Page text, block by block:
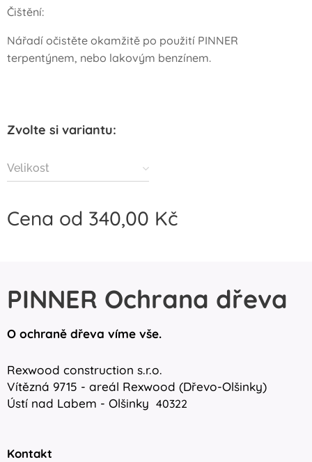
Čištění:
Nářadí očistěte okamžitě po použití PINNER
terpentýnem, nebo lakovým benzínem.
Zvolte si variantu:
Velikost
Cena od 340,00 Kč
PINNER Ochrana dřeva
O ochraně dřeva víme vše.
Rexwood construction s.r.o.
Vítězná 9715 - areál Rexwood (Dřevo-Olšinky)
Ústí nad Labem - Olšinky 40322
Kontakt